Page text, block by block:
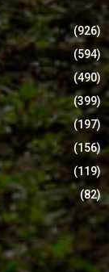
(926)
(594)
(490)
(399)
(197)
(156)
(119)
(82)